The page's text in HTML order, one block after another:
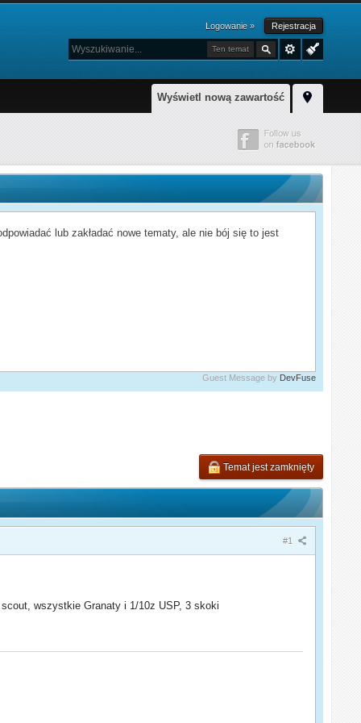
Logowanie » Rejestracja
Ten temat
Wyświetl nową zawartość
lub zakładać nowe tematy, ale nie bój się to jest
Guest Message by DevFuse
Temat jest zamknięty
#1
wszystkie Granaty i 1/10z USP, 3 skoki